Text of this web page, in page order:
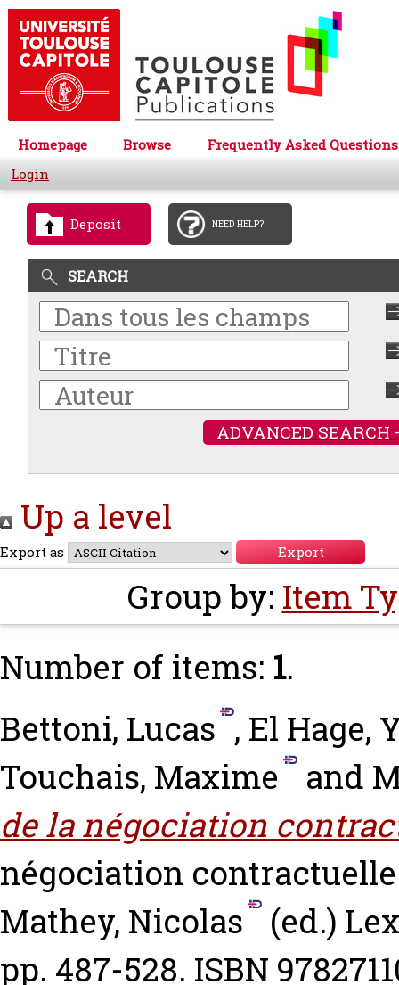
Homepage Browse
Frequently Asked Questions
Login
Deposit NEED HELP?
SEARCH
ADVANCED SEARCH
Up a level
Export as
Group by: Item
Number of items: 1.
Bettoni, Lucas , El Hage,
Touchais, Maxime
and
de la négociation
négociation
Mathey, Nicolas
(ed.)
pp. 487-528. ISBN